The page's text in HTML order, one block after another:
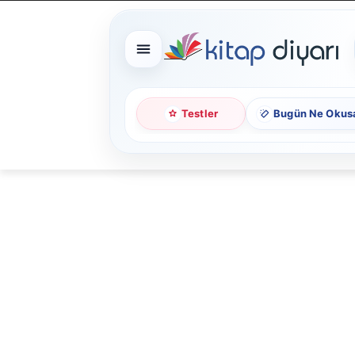
Testler Bugün Ne